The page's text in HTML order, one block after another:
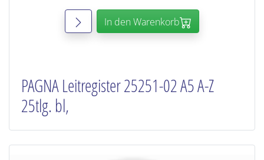
In den Warenkorb
PAGNA Leitregister 25251-02 A5 A-Z
25tlg. bl,